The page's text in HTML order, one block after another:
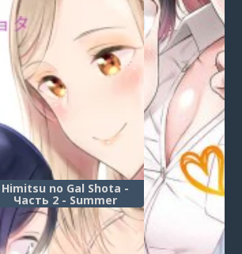
Himitsu no Gal Shota -
Часть 2 - Summer